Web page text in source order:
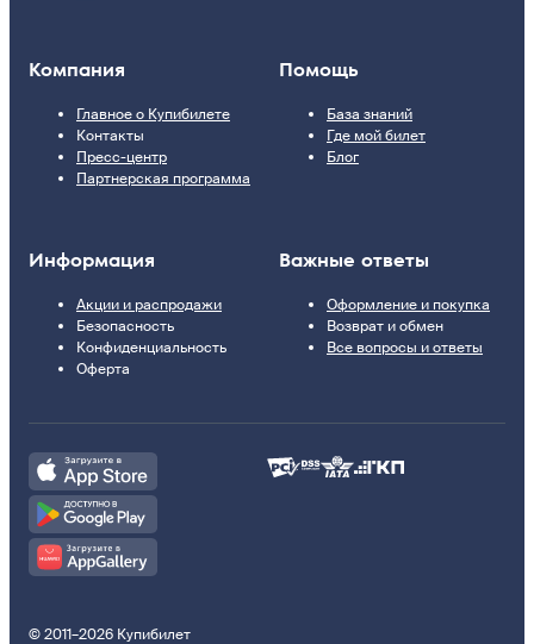
Компания
Главное о Купибилете
Контакты
Пресс-центр
Партнерская программа
Помощь
База знаний
Где мой билет
Блог
Информация
Акции и распродажи
Безопасность
Конфиденциальность
Оферта
Важные ответы
Оформление и покупка
Возврат и обмен
Все вопросы и ответы
© 2011–2026 Купибилет